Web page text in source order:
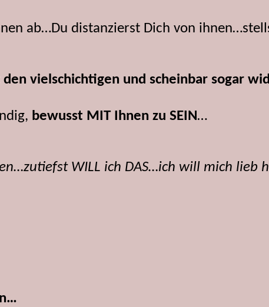
ab…Du distanzierst Dich von
vielschichtigen und scheinbar sogar
bewusst MIT Ihnen zu SEIN…
WILL ich DAS…ich will mich